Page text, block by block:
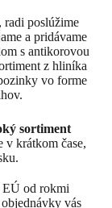
radi poslúžime
a pridávame
s antikorovou
z hliníka
vo forme
sortiment
v krátkom čase,
EÚ od rokmi
vás